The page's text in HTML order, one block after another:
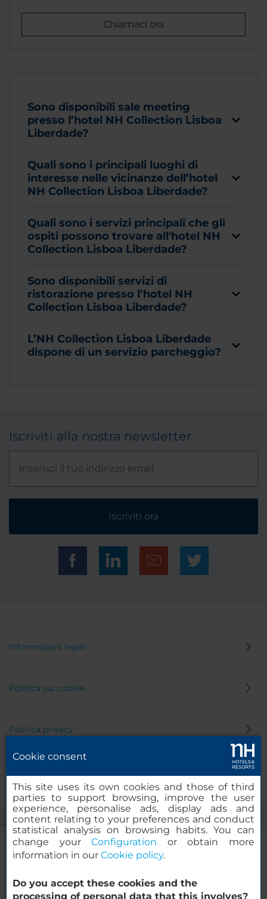
NH Collection Lisboa Liberdade
Chiamaci ora
Sono disponibili sale meeting
presso l’hotel NH Collection Lisboa
Liberdade?
Quali sono i principali luoghi di
interesse nelle vicinanze dell’hotel
NH Collection Lisboa Liberdade?
Quali sono i servizi principali che gli
ospiti possono trovare all'hotel NH
Collection Lisboa Liberdade?
Sono disponibili servizi di
ristorazione presso l’hotel NH
Collection Lisboa Liberdade?
L’NH Collection Lisboa Liberdade
dispone di un servizio parcheggio?
Iscriviti alla nostra newsletter
Iscriviti ora
Informazioni legali
Politica sui cookie
Politica privacy
© 2000-2026 MINOR HOTELS EUROPE & AMERICAS Santa Engracia
Cookie consent
This site uses its own cookies and those of third
parties to support browsing, improve the user
experience, personalise ads, display ads and
content relating to your preferences and conduct
statistical analysis on browsing habits. You can
change yourConfiguration or obtain more
information in our Cookie policy.
Do you accept these cookies and the
processing of personal data that this involves?